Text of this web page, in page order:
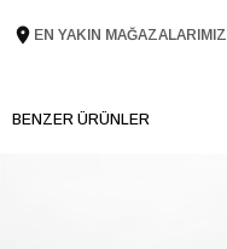
EN YAKIN MAĞAZALARIMIZ
BENZER ÜRÜNLER